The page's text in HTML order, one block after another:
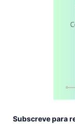
Subscreve para